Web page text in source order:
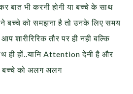
बात भी करनी होगी या बच्चे के साथ
बच्चे को समझना है तो उनके लिए समय
शारीरिरिक तौर पर ही नही बल्कि
ही हों..यानि Attention देनी है और
बच्चे को अलग अलग